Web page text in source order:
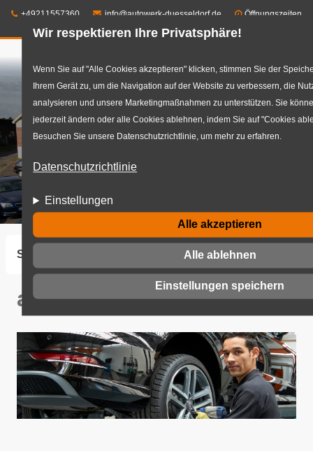
Wir respektieren Ihre Privatsphäre!
Wenn Sie auf "Alle Cookies akzeptieren" klicken, stimmen Sie der
Ihrem Gerät zu, um die Navigation auf der Website zu verbessern, die
analysieren und unsere Marketingmaßnahmen zu unterstützen. Sie
jederzeit ändern oder alle Cookies ablehnen, indem Sie auf "Cookies
Besuchen Sie unsere Datenschutzrichtlinie, um mehr zu erfahren.
Datenschutzrichtlinie
Einstellungen
Alle akzeptieren
Alle ablehnen
Einstellungen speichern
Direkt
Inhalt
Telefon:
+49211557360 E-Mail:info@autowerk-duesseldorf.de Öffnungszeiten
Startseite autowerk_Reifenservice_Teaserbild.jpg